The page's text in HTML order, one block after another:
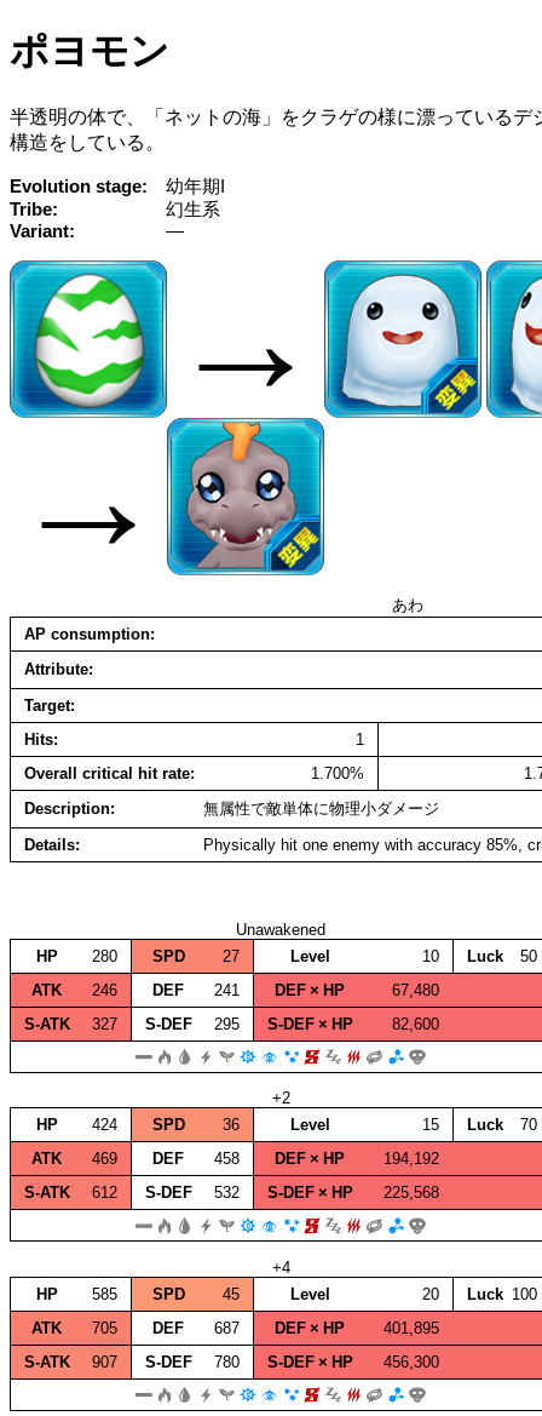
ポヨモン
半透明の体で、「ネットの海」をクラゲの様に漂っている
構造をしている。
Evolution stage
幼年期I
Tribe
幻生系
Variant
—
→
→
あわ
AP consumption
Attribute
Target
Hits
1
Overall critical hit rate
1.700%
Description
無属性で敵単体に物理小ダメージ
Details
Physically hit one enemy with accuracy 85%,
Unawakened
HP
280 SPD 27 Level 10 Luck
50
ATK
246 DEF 241 DEF × HP
67,480
S‑ATK
327 S‑DEF 295 S‑DEF × HP 82,600
+2
HP
424 SPD 36 Level 15 Luck
70
ATK
469 DEF 458 DEF × HP
194,192
S‑ATK
612 S‑DEF 532 S‑DEF × HP 225,568
+4
HP
585 SPD 45 Level 20 Luck 100
ATK
705 DEF 687 DEF × HP
401,895
S‑ATK
907 S‑DEF 780 S‑DEF × HP 456,300